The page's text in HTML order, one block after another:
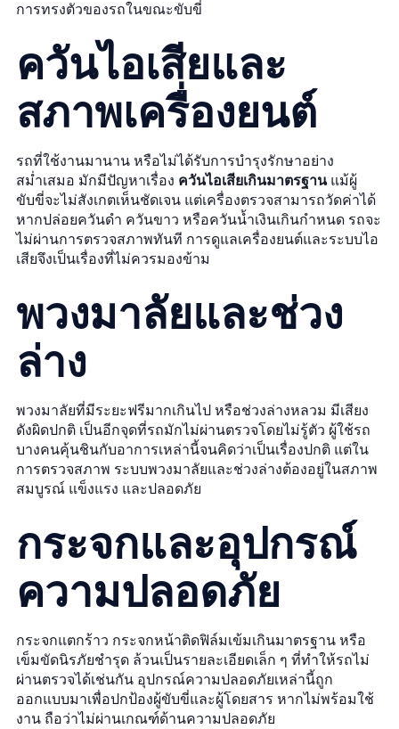
การทรงตัวของรถในขณะขับขี่
ควันไอเสียและ
สภาพเครื่องยนต์
รถที่ใช้งานมานาน หรือไม่ได้รับการบำรุงรักษาอย่าง
สม่ำเสมอ มักมีปัญหาเรื่อง ควันไอเสียเกินมาตรฐานแม้ผู้
ขับขี่จะไม่สังเกตเห็นชัดเจน แต่เครื่องตรวจสามารถวัดค่าได้
หากปล่อยควันดำ ควันขาว หรือควันน้ำเงินเกินกำหนด รถจะ
ไม่ผ่านการตรวจสภาพทันที การดูแลเครื่องยนต์และระบบไอ
เสียจึงเป็นเรื่องที่ไม่ควรมองข้าม
พวงมาลัยและช่วง
ล่าง
พวงมาลัยที่มีระยะฟรีมากเกินไป หรือช่วงล่างหลวม มีเสียง
ดังผิดปกติ เป็นอีกจุดที่รถมักไม่ผ่านตรวจโดยไม่รู้ตัว ผู้ใช้รถ
บางคนคุ้นชินกับอาการเหล่านี้จนคิดว่าเป็นเรื่องปกติ แต่ใน
การตรวจสภาพ ระบบพวงมาลัยและช่วงล่างต้องอยู่ในสภาพ
สมบูรณ์ แข็งแรง และปลอดภัย
กระจกและอุปกรณ์
ความปลอดภัย
กระจกแตกร้าว กระจกหน้าติดฟิล์มเข้มเกินมาตรฐาน หรือ
เข็มขัดนิรภัยชำรุด ล้วนเป็นรายละเอียดเล็ก ๆ ที่ทำให้รถไม่
ผ่านตรวจได้เช่นกัน อุปกรณ์ความปลอดภัยเหล่านี้ถูก
ออกแบบมาเพื่อปกป้องผู้ขับขี่และผู้โดยสาร หากไม่พร้อมใช้
งาน ถือว่าไม่ผ่านเกณฑ์ด้านความปลอดภัย